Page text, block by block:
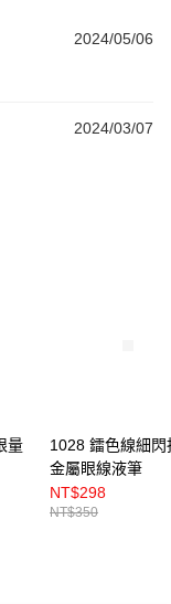
2024/05/06
2024/03/07
量
1028 鐳色線細閃
金屬眼線液筆
NT$298
NT$350